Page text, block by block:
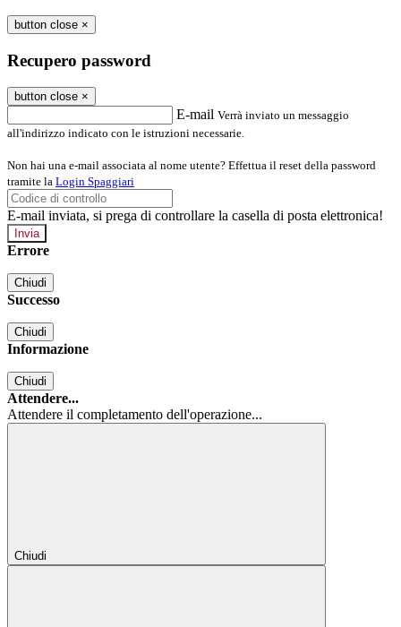
button close ×
Recupero password
button close ×
E-mail Verrà inviato un messaggio
all'indirizzo indicato con le istruzioni necessarie.
Non hai una e-mail associata al nome utente? Effettua il reset della password
tramite la Login Spaggiari
E-mail inviata, si prega di controllare la casella di posta elettronica!
Errore
Chiudi
Successo
Chiudi
Informazione
Chiudi
Attendere...
Attendere il completamento dell'operazione...
Chiudi